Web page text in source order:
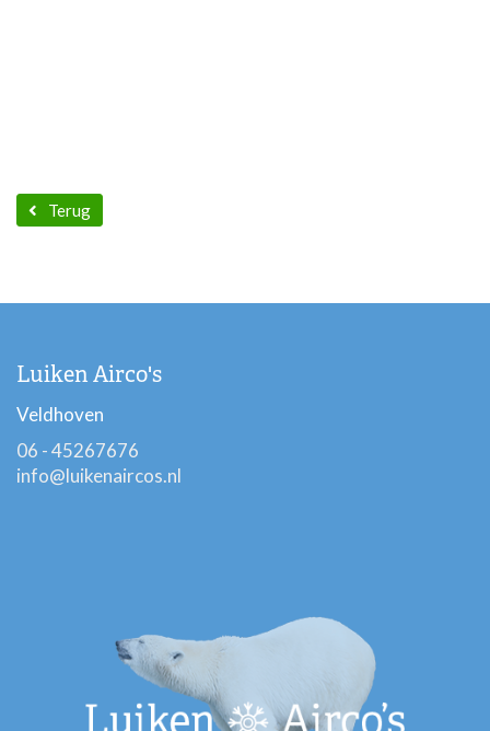
Terug
Luiken Airco's
Veldhoven
06 - 45267676
info@luikenaircos.nl